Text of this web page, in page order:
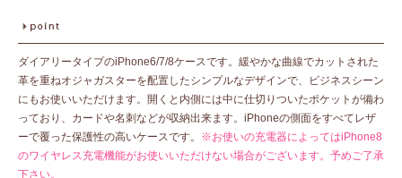
ダイアリータイプのiPhone6/7/8ケースです。緩やかな曲線でカットされた
革を重ねオジャガスターを配置したシンプルなデザインで、ビジネスシーン
にもお使いいただけます。開くと内側には中に仕切りついたポケットが備わ
っており、カードや名刺などが収納出来ます。iPhoneの側面をすべてレザ
ーで覆った保護性の高いケースです。 ※お使いの充電器によってはiPhone8
のワイヤレス充電機能がお使いいただけない場合がございます。予めご了承
下さい。